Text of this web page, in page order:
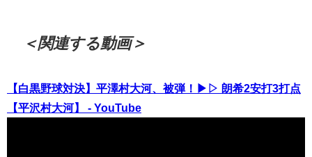
＜関連する動画＞
【白黒野球対決】平澤村大河、被弾！▶▷ 朗希2安打3打点
【平沢村大河】 - YouTube